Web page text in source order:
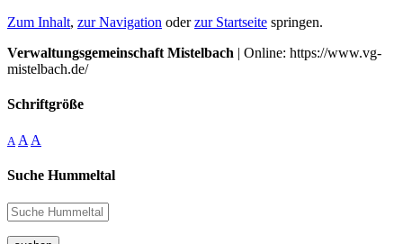
Zum Inhalt, zur Navigation oderzur Startseite springen.
Verwaltungsgemeinschaft Mistelbach | Online: https://www.vg-
mistelbach.de/
Schriftgröße
A A A
Suche Hummeltal